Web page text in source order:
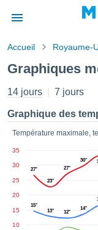
de
a
par
des
en
les
Accueil Royaume-
Graphiques
14 jours 7 jours
Graphique des
Température maximale,
10
15
20
25
30
35
27°
23°
27°
30°
15°
13°
12°
14°